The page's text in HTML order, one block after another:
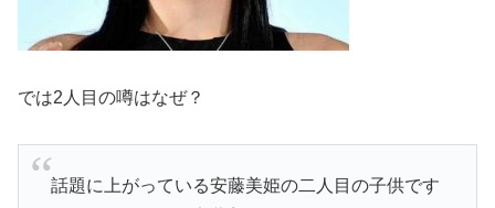
では2人目の噂はなぜ？
話題に上がっている安藤美姫の二人目の子供です